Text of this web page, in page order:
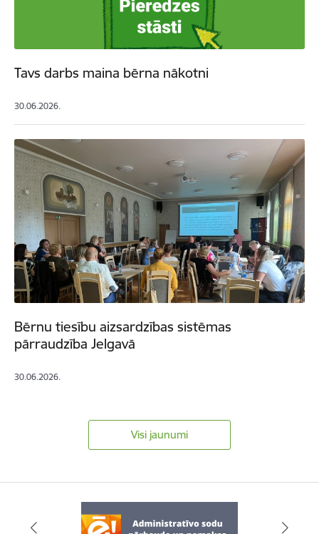
Tavs darbs maina bērna nākotni
30.06.2026.
Bērnu tiesību aizsardzības sistēmas
pārraudzība Jelgavā
30.06.2026.
Visi jaunumi